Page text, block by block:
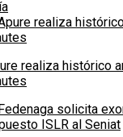
realiza histórico